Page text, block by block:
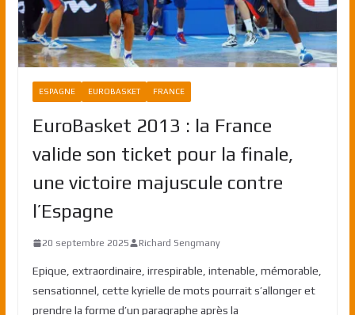
ESPAGNE EUROBASKET FRANCE
EuroBasket 2013 : la France
valide son ticket pour la finale,
une victoire majuscule contre
l’Espagne
20 septembre 2025 Richard Sengmany
Epique, extraordinaire, irrespirable, intenable, mémorable,
sensationnel, cette kyrielle de mots pourrait s’allonger et
prendre la forme d’un paragraphe après la